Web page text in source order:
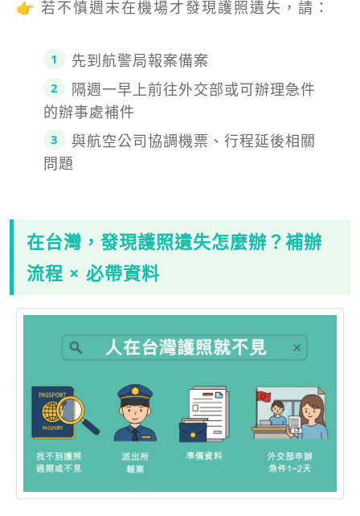
👉 若不慎週末在機場才發現護照遺失，請：
先到航警局報案備案
隔週一早上前往外交部或可辦理急件
的辦事處補件
與航空公司協調機票、行程延後相關
問題
在台灣，發現護照遺失怎麼辦？補辦
流程 × 必帶資料